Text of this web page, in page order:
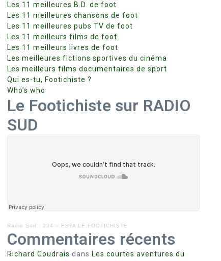
Les 11 meilleures B.D. de foot
Les 11 meilleures chansons de foot
Les 11 meilleures pubs TV de foot
Les 11 meilleurs films de foot
Les 11 meilleurs livres de foot
Les meilleures fictions sportives du cinéma
Les meilleurs films documentaires de sport
Qui es-tu, Footichiste ?
Who’s who
Le Footichiste sur RADIO
SUD
Radio Sud · 234 – ESTA LE FOOTICHISTE
Commentaires récents
Richard Coudrais dans Les courtes aventures du